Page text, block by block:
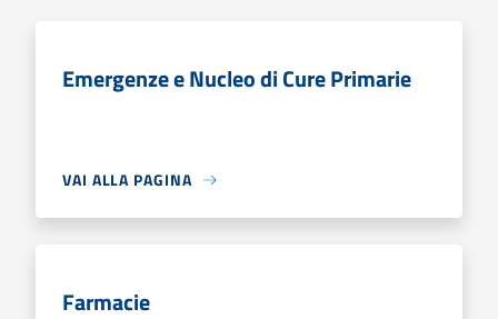
Emergenze e Nucleo di Cure Primarie
VAI ALLA PAGINA
Farmacie